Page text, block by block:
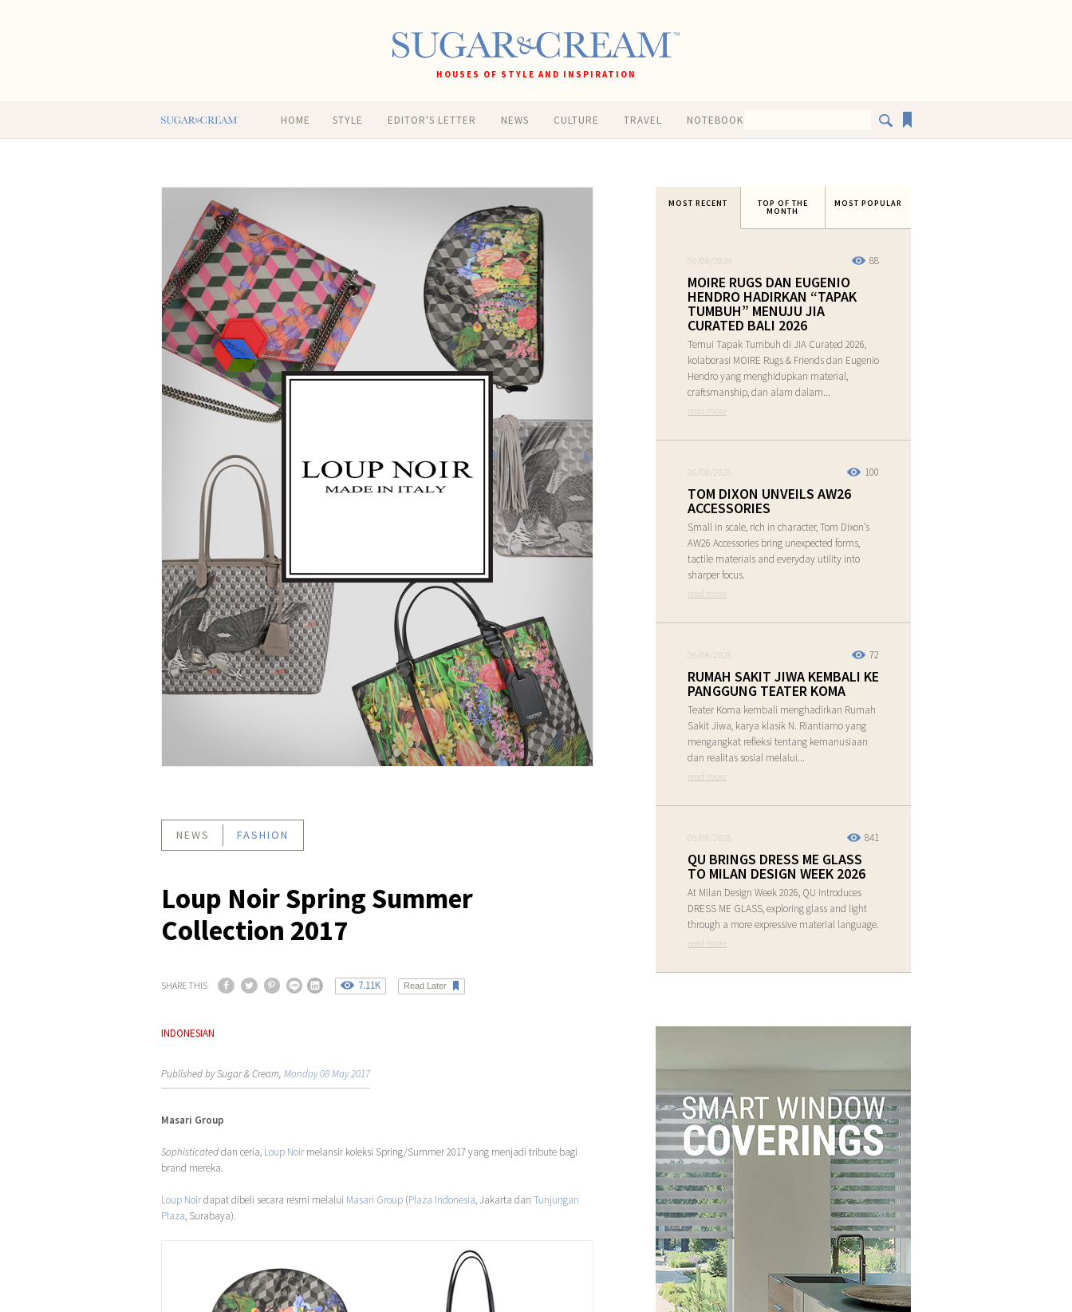
HOUSES OF STYLE AND INSPIRATION
HOME STYLE EDITOR'S LETTER NEWS CULTURE TRAVEL NOTEBOOK
NEWS FASHION
Loup Noir Spring Summer
Collection 2017
SHARE THIS 7.11K Read Later
INDONESIAN
Published by Sugar & Cream, Monday 08 May 2017
Masari Group
Sophisticateddan ceria, Loup Noir melansir koleksi Spring/Summer 2017 yang menjadi tribute bagi
brand mereka.
Loup Noirdapat dibeli secara resmi melalui Masari Group (Plaza Indonesia, Jakarta dan Tunjungan
Plaza, Surabaya).
MOST RECENT TOP OF THE
MONTH
MOST POPULAR
88
06/08/2026
MOIRE RUGS DAN EUGENIO
HENDRO HADIRKAN “TAPAK
TUMBUH” MENUJU JIA
CURATED BALI 2026
Temui Tapak Tumbuh di JIA Curated 2026,
kolaborasi MOIRE Rugs & Friends dan Eugenio
Hendro yang menghidupkan material,
craftsmanship, dan alam dalam...
read more
100
06/08/2026
TOM DIXON UNVEILS AW26
ACCESSORIES
Small in scale, rich in character, Tom Dixon’s
AW26 Accessories bring unexpected forms,
tactile materials and everyday utility into
sharper focus.
read more
72
06/08/2026
RUMAH SAKIT JIWA KEMBALI KE
PANGGUNG TEATER KOMA
Teater Koma kembali menghadirkan Rumah
Sakit Jiwa, karya klasik N. Riantiarno yang
mengangkat refleksi tentang kemanusiaan
dan realitas sosial melalui...
read more
841
05/08/2026
QU BRINGS DRESS ME GLASS
TO MILAN DESIGN WEEK 2026
At Milan Design Week 2026, QU introduces
DRESS ME GLASS, exploring glass and light
through a more expressive material language.
read more